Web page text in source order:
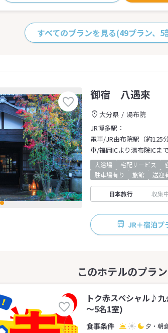
すべてのプランを見る(49プラン、5
御宿 八遇來
大分県
湯布院
JR博多駅：
電車/JR由布院駅（約125分
車/福岡ICより湯布院ICま
大浴場 宅配サービス
駐車場有り
旅館 送迎
日本旅行 収集
JR＋宿泊プ
トク赤スペシャル♪
～5名1室)
夕・朝